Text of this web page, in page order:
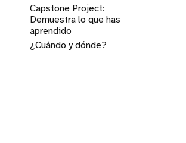
Capstone Project:
Demuestra lo que has
aprendido
¿Cuándo y dónde?